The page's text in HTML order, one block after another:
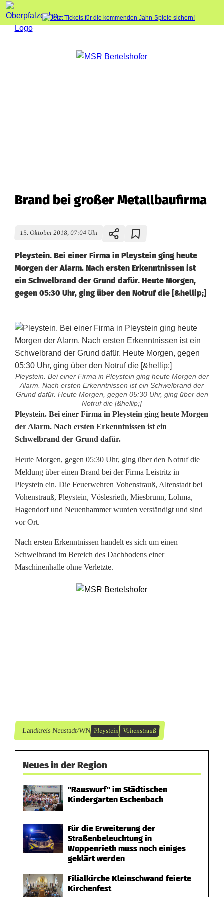
Brand bei großer Metallbaufirma
15. Oktober 2018, 07:04 Uhr
Pleystein. Bei einer Firma in Pleystein ging heute
Morgen der Alarm. Nach ersten Erkenntnissen ist
ein Schwelbrand der Grund dafür. Heute Morgen,
gegen 05:30 Uhr, ging über den Notruf die [&hellip;]
Pleystein. Bei einer Firma in Pleystein ging heute Morgen der
Alarm. Nach ersten Erkenntnissen ist ein Schwelbrand der
Grund dafür. Heute Morgen, gegen 05:30 Uhr, ging über den
Notruf die [&hellip;]
B
r
a
n
d
b
i
g
t
a
Pleystein. Bei einer Firma in Pleystein ging heute Morgen
der Alarm. Nach ersten Erkenntnissen ist ein
Schwelbrand der Grund dafür.
Heute Morgen, gegen 05:30 Uhr, ging über den Notruf die
Meldung über einen Brand bei der Firma Leistritz in
Pleystein ein. Die Feuerwehren Vohenstrauß, Altenstadt bei
Vohenstrauß, Pleystein, Vöslesrieth, Miesbrunn, Lohma,
Hagendorf und Neuenhammer wurden verständigt und sind
vor Ort.
Nach ersten Erkenntnissen handelt es sich um einen
Schwelbrand im Bereich des Dachbodens einer
Maschinenhalle ohne Verletzte.
Landkreis Neustadt/WN Pleystein Vohenstrauß
Neues in der Region
"Rauswurf" im Städtischen
Kindergarten Eschenbach
Für die Erweiterung der
Straßenbeleuchtung in
Woppenrieth muss noch einiges
geklärt werden
Filialkirche Kleinschwand feierte
Kirchenfest